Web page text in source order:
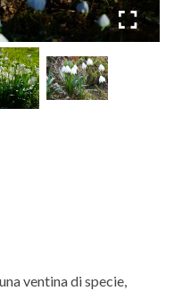
ventina di specie,